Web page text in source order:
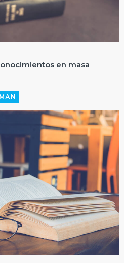
en masa